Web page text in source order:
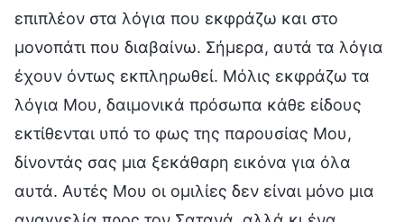
επιπλέον στα λόγια που εκφράζω και στο
μονοπάτι που διαβαίνω. Σήμερα, αυτά τα λόγια
έχουν όντως εκπληρωθεί. Μόλις εκφράζω τα
λόγια Μου, δαιμονικά πρόσωπα κάθε είδους
εκτίθενται υπό το φως της παρουσίας Μου,
δίνοντάς σας μια ξεκάθαρη εικόνα για όλα
αυτά. Αυτές Μου οι ομιλίες δεν είναι μόνο μια